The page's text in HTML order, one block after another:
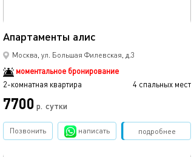
Апартаменты алис
Москва, ул. Большая Филевская, д.3
моментальное бронирование
2-комнатная квартира
4 спальных мест
7700 р. сутки
подробнее
Позвонить написать Забронировать